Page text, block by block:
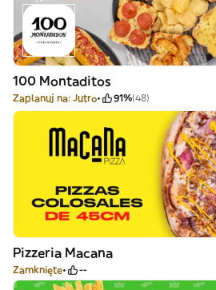
100 Montaditos
Zaplanuj na: Jutro 91%(48)
Pizzeria Macana
Zamknięte --